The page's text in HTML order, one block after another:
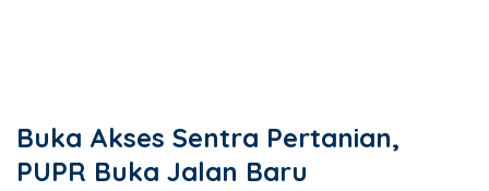
Buka Akses Sentra Pertanian,
PUPR Buka Jalan Baru